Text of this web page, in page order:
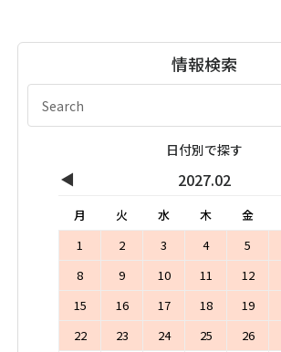
情報検索
日付別で探す
◀ 2027.02
月 火 水 木 金
1
2 3 4 5
8
9 10 11 12
15
16 17 18 19
22
23 24 25 26